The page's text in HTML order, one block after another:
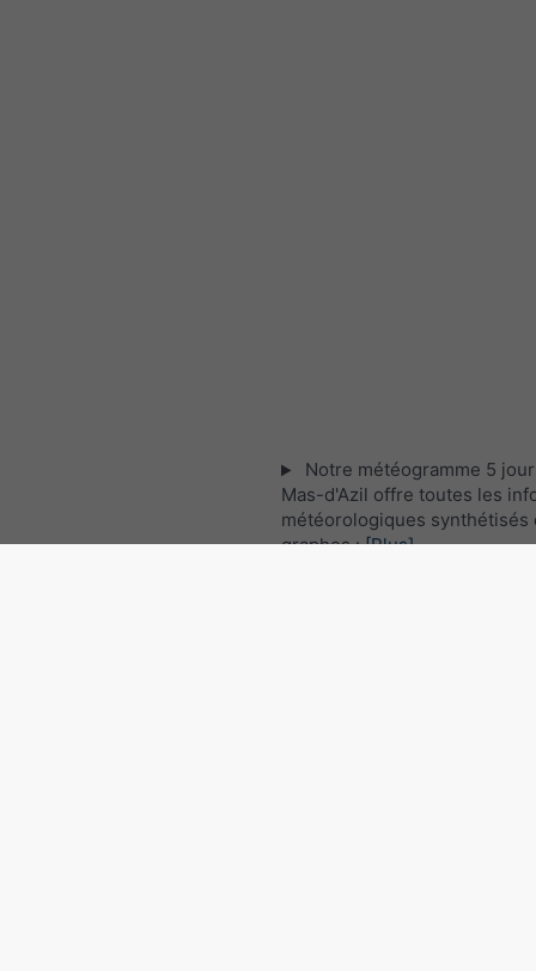
Notre météogramme 5
Mas-d'Azil offre toutes les
météorologiques synthétisés
graphes :[Plus]